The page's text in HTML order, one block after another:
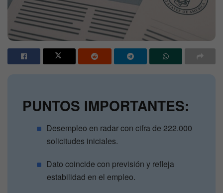
PUNTOS IMPORTANTES:
Desempleo en radar con cifra de 222.000
solicitudes iniciales.
Dato coincide con previsión y refleja
estabilidad en el empleo.